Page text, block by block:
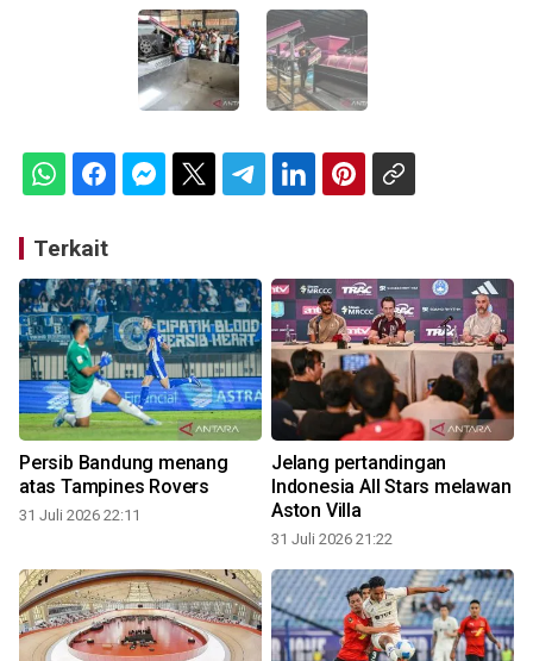
Terkait
Persib Bandung menang
atas Tampines Rovers
31 Juli 2026 22:11
Jelang pertandingan
Indonesia All Stars melawan
Aston Villa
31 Juli 2026 21:22